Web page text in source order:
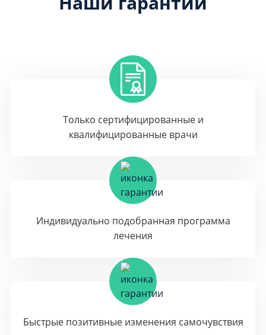
Только сертифицированные и
квалифицированные врачи
Индивидуально подобранная программа
лечения
Быстрые позитивные изменения самочувствия